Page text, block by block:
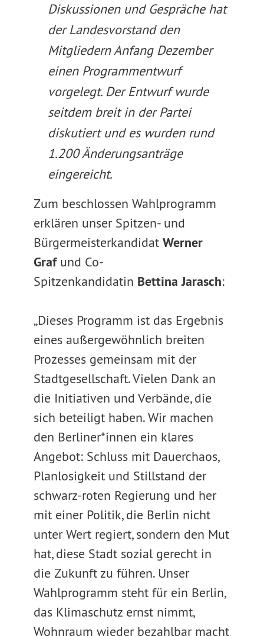
Diskussionen und Gespräche hat
der Landesvorstand den
Mitgliedern Anfang Dezember
einen Programmentwurf
vorgelegt. Der Entwurf wurde
seitdem breit in der Partei
diskutiert und es wurden rund
1.200 Änderungsanträge
eingereicht.
Zum beschlossen Wahlprogramm
erklären unser Spitzen- und
Bürgermeisterkandidat Werner
Grafund Co-
Spitzenkandidatin Bettina Jarasch:
„Dieses Programm ist das Ergebnis
eines außergewöhnlich breiten
Prozesses gemeinsam mit der
Stadtgesellschaft. Vielen Dank an
die Initiativen und Verbände, die
sich beteiligt haben. Wir machen
den Berliner*innen ein klares
Angebot: Schluss mit Dauerchaos,
Planlosigkeit und Stillstand der
schwarz-roten Regierung und her
mit einer Politik, die Berlin nicht
unter Wert regiert, sondern den Mut
hat, diese Stadt sozial gerecht in
die Zukunft zu führen. Unser
Wahlprogramm steht für ein Berlin,
das Klimaschutz ernst nimmt,
Wohnraum wieder bezahlbar macht,